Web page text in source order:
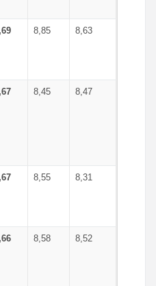
8,85 8,63
8,45 8,47
8,55 8,31
8,58 8,52